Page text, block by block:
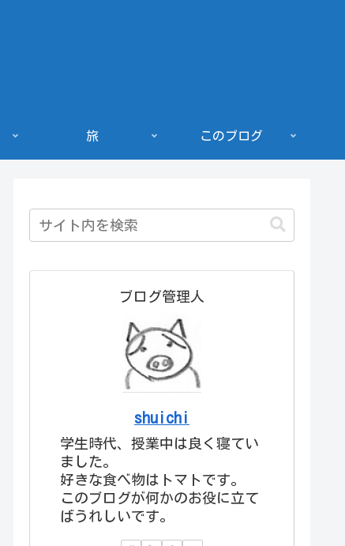
旅 このブログ
ブログ管理人
shuichi
学生時代、授業中は良く寝てい
ました。
好きな食べ物はトマトです。
このブログが何かのお役に立て
ばうれしいです。